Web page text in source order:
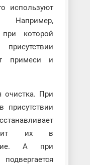
используют
при которой
примеси и
очистка. При
присутствии
их в
А при